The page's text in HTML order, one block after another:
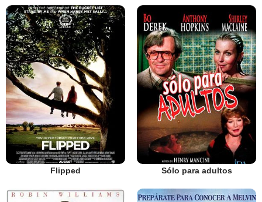
Flipped Sólo para adultos